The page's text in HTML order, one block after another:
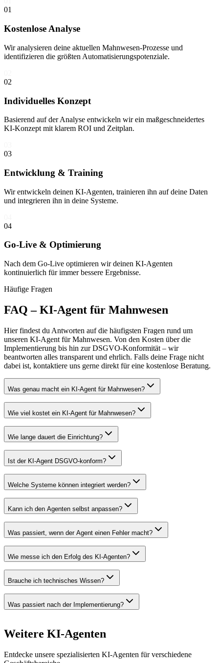
01
Kostenlose Analyse
Wir analysieren deine aktuellen Mahnwesen-Prozesse und
identifizieren die größten Automatisierungspotenziale.
02
Individuelles Konzept
Basierend auf der Analyse entwickeln wir ein maßgeschneidertes
KI-Konzept mit klarem ROI und Zeitplan.
03
Entwicklung & Training
Wir entwickeln deinen KI-Agenten, trainieren ihn auf deine Daten
und integrieren ihn in deine Systeme.
04
Go-Live & Optimierung
Nach dem Go-Live optimieren wir deinen KI-Agenten
kontinuierlich für immer bessere Ergebnisse.
Häufige Fragen
FAQ –KI-Agent für Mahnwesen
Hier findest du Antworten auf die häufigsten Fragen rund um
unseren KI-Agent für Mahnwesen. Von den Kosten über die
Implementierung bis hin zur DSGVO-Konformität – wir
beantworten alles transparent und ehrlich. Falls deine Frage nicht
dabei ist, kontaktiere uns gerne direkt für eine kostenlose Beratung.
Was genau macht ein KI-Agent für Mahnwesen?
Wie viel kostet ein KI-Agent für Mahnwesen?
Wie lange dauert die Einrichtung?
Ist der KI-Agent DSGVO-konform?
Welche Systeme können integriert werden?
Kann ich den Agenten selbst anpassen?
Was passiert, wenn der Agent einen Fehler macht?
Wie messe ich den Erfolg des KI-Agenten?
Brauche ich technisches Wissen?
Was passiert nach der Implementierung?
Weitere KI-Agenten
Entdecke unsere spezialisierten KI-Agenten für verschiedene